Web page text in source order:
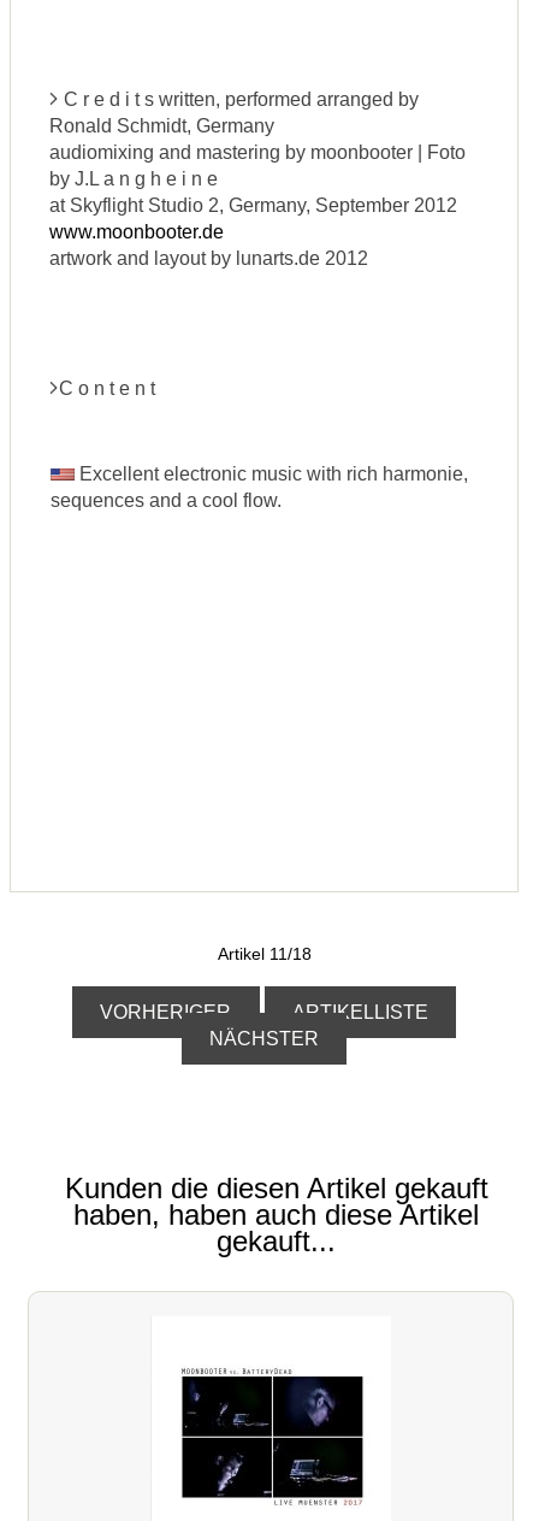
C r e d i t s written, performed arranged by
Ronald Schmidt, Germany
audiomixing and mastering by moonbooter | Foto
by J.L a n g h e i n e
at Skyflight Studio 2, Germany, September 2012
www.moonbooter.de
artwork and layout by lunarts.de 2012
C o n t e n t
Excellent electronic music with rich harmonie,
sequences and a cool flow.
Artikel 11/18
VORHERIGER
ARTIKELLISTE
NÄCHSTER
Kunden die diesen Artikel gekauft
haben, haben auch diese Artikel
gekauft...